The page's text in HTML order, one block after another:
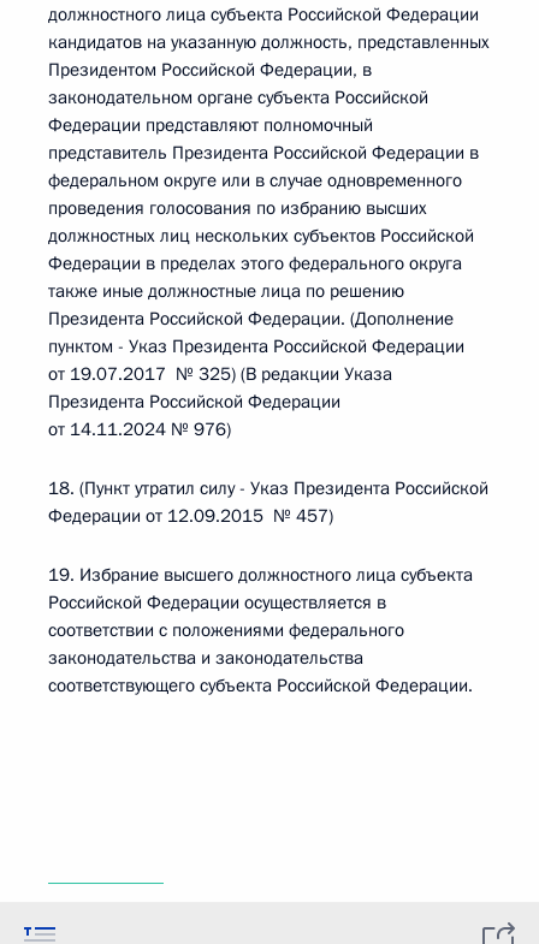
должностного лица субъекта Российской Федерации
кандидатов на указанную должность, представленных
Президентом Российской Федерации, в
законодательном органе субъекта Российской
Федерации представляют полномочный
представитель Президента Российской Федерации в
федеральном округе или в случае одновременного
проведения голосования по избранию высших
должностных лиц нескольких субъектов Российской
Федерации в пределах этого федерального округа
также иные должностные лица по решению
Президента Российской Федерации. (Дополнение
пунктом - Указ Президента Российской Федерации
от 19.07.2017 № 325) (В редакции Указа
Президента Российской Федерации
от 14.11.2024 № 976)
18. (Пункт утратил силу - Указ Президента Российской
Федерации от 12.09.2015 № 457)
19. Избрание высшего должностного лица субъекта
Российской Федерации осуществляется в
соответствии с положениями федерального
законодательства и законодательства
соответствующего субъекта Российской Федерации.